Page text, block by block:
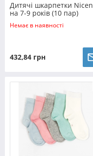
Дитячі шкарпетки Nicen
на 7-9 років (10 пар)
№Y072-1
Немає в наявності
432,84 грн